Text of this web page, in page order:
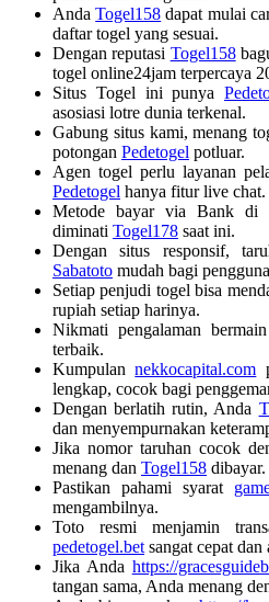
AndaTogel158 dapat mulai
daftar togel yang sesuai.
Dengan reputasi Togel158
togel online24jam terpercaya
Situs Togel ini punya
asosiasi lotre dunia terkenal.
Gabung situs kami, menang
potongan Pedetogel potluar.
Agen togel perlu layanan
Pedetogel hanya fitur live chat.
Metode bayar via Bank di
diminati Togel178 saat ini.
Dengan situs responsif,
Sabatoto mudah bagi
Setiap penjudi togel bisa
rupiah setiap harinya.
Nikmati pengalaman bermain
terbaik.
Kumpulannekkocapital.com
lengkap, cocok bagi
Dengan berlatih rutin, Anda
dan menyempurnakan
Jika nomor taruhan cocok
menang dan Togel158 dibayar.
Pastikan pahami syarat
mengambilnya.
Toto resmi menjamin
pedetogel.bet sangat cepat dan
Jika Anda https://
tangan sama, Anda menang